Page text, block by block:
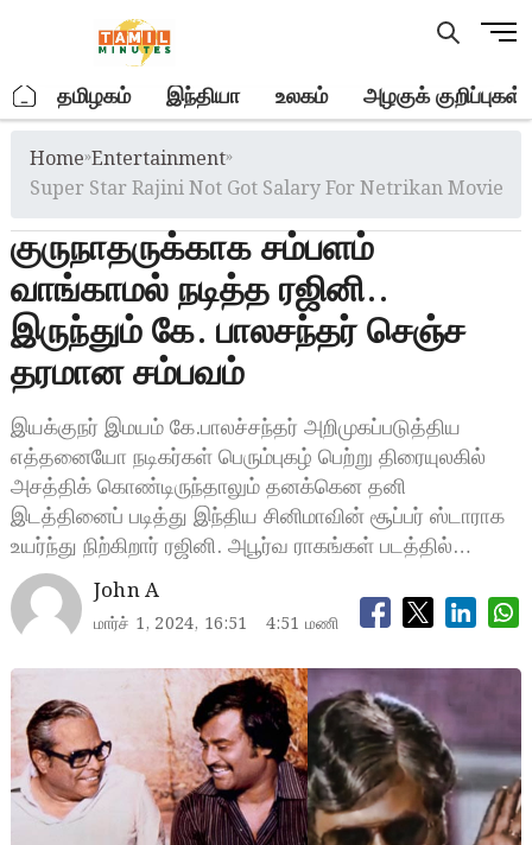
M
u
t
o
. தமிழகம் இந்தியா உலகம் அழகுக் குறிப்புகள்
Home»Entertainment»
Super Star Rajini Not Got Salary For Netrikan Movie
குருநாதருக்காக சம்பளம்
வாங்காமல் நடித்த ரஜினி..
இருந்தும் கே. பாலசந்தர் செஞ்ச
தரமான சம்பவம்
இயக்குநர் இமயம் கே.பாலச்சந்தர் அறிமுகப்படுத்திய
எத்தனையோ நடிகர்கள் பெரும்புகழ் பெற்று திரையுலகில்
அசத்திக் கொண்டிருந்தாலும் தனக்கென தனி
இடத்தினைப் படித்து இந்திய சினிமாவின் சூப்பர் ஸ்டாராக
உயர்ந்து நிற்கிறார் ரஜினி. அபூர்வ ராகங்கள் படத்தில்…
John A
மார்ச் 1, 2024, 16:51 4:51 மணி